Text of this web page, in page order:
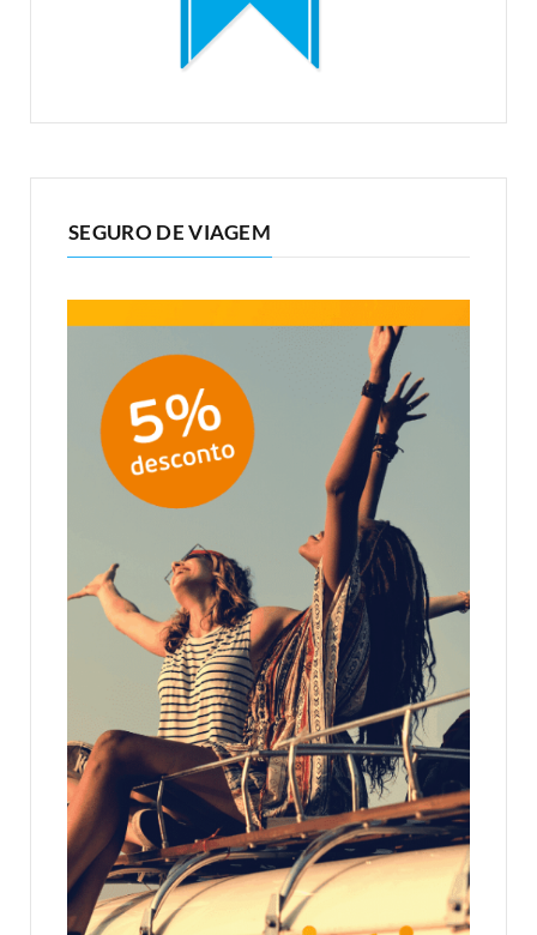
SEGURO DE VIAGEM